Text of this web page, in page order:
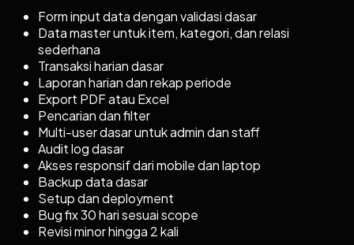
Form input data dengan validasi dasar
Data master untuk item, kategori, dan relasi
sederhana
Transaksi harian dasar
Laporan harian dan rekap periode
Export PDF atau Excel
Pencarian dan filter
Multi-user dasar untuk admin dan staff
Audit log dasar
Akses responsif dari mobile dan laptop
Backup data dasar
Setup dan deployment
Bug fix 30 hari sesuai scope
Revisi minor hingga 2 kali